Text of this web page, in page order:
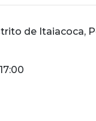
de Itaiacoca,